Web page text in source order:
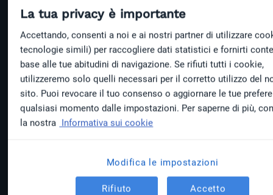
modulo
Nome*
Generale
Questa integrazione consente
ai Medici di Medicina Generale
di sfruttare strumenti e
vantaggi di entrambi i sistemi,
grazie alla sincronizzazione
automatica delle due agende, e
molto altro.
La tua privacy è importante
Accettando, consenti a noi e ai nostri partner di utilizzare
tecnologie simili) per raccogliere dati statistici e fornirti
base alle tue abitudini di navigazione. Se rifiuti tutti i cookie,
utilizzeremo solo quelli necessari per il corretto utilizzo del
sito. Puoi revocare il tuo consenso o aggiornare le tue
qualsiasi momento dalle impostazioni. Per saperne di più,
la nostra Informativa sui cookie
Modifica le impostazioni
Rifiuto Accetto